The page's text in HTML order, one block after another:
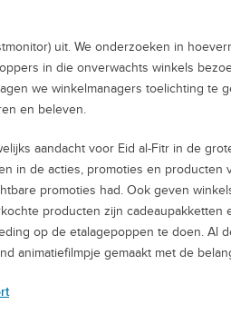
uit. We onderzoeken in
in die onverwachts winkels
we winkelmanagers toelichting te
en beleven.
aandacht voor Eid al-Fitr in de
in de acties, promoties en producten
promoties had. Ook geven
producten zijn cadeaupakketten
op de etalagepoppen te doen. Al
animatiefilmpje gemaakt met de